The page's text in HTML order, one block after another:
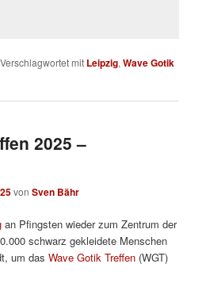
Verschlagwortet mit Leipzig,Wave Gotik
2025 –
vonSven Bähr
an Pfingsten wieder zum Zentrum der
schwarz gekleidete Menschen
um dasWave Gotik Treffen (WGT)